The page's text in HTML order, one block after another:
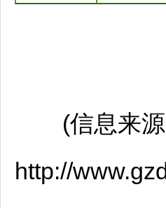
(信息来源
http://